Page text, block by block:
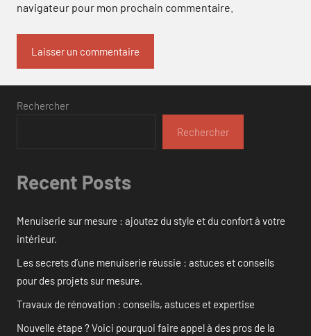
navigateur pour mon prochain commentaire.
Rechercher
Rechercher
Recent Posts
Menuiserie sur mesure : ajoutez du style et du confort à votre
intérieur.
Les secrets d’une menuiserie réussie : astuces et conseils
pour des projets sur mesure.
Travaux de rénovation : conseils, astuces et expertise
Nouvelle étape ? Voici pourquoi faire appel à des pros de la